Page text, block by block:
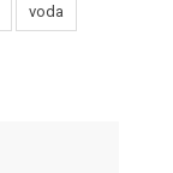
voda